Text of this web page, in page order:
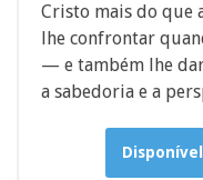
Cristo mais do que
lhe confrontar
— e também lhe
a sabedoria e a